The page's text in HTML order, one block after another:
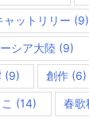
ャットリリー (9)
シア大陸 (9)
(9) 創作(6)
(14) 春歌